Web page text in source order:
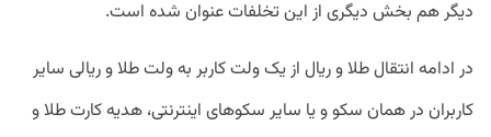
دیگر هم بخش دیگری از این تخلفات عنوان شده است.
در ادامه انتقال طلا و ریال از یک ولت کاربر به ولت طلا و ریالی سایر
کاربران در همان سکو و یا سایر سکوهای اینترنتی، هدیه کارت طلا و